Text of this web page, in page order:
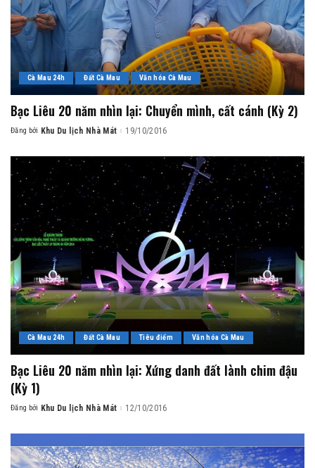
Cà Mau 24h Đất Cà Mau Văn hóa Cà Mau
Bạc Liêu 20 năm nhìn lại: Chuyển mình, cất cánh (Kỳ 2)
Posted
Đăng bởi Khu Du lịch Nhà Mát 19/10/2016
Cà Mau 24h Đất Cà Mau Tiêu điểm Văn hóa Cà Mau
Bạc Liêu 20 năm nhìn lại: Xứng danh đất lành chim đậu
(Kỳ 1)
Posted
Đăng bởi Khu Du lịch Nhà Mát 12/10/2016